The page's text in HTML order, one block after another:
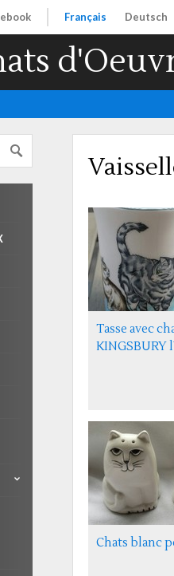
Français Deutsch
Tasse avec
KINGSBURY
Chats blanc